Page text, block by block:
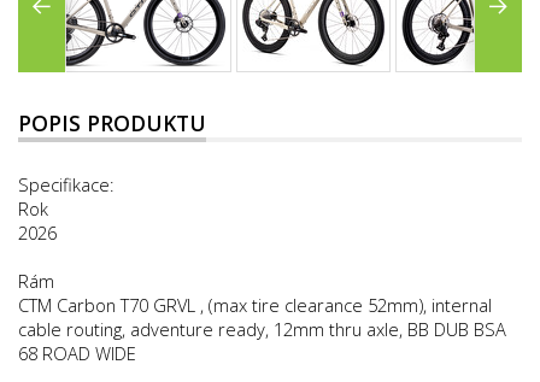
POPIS PRODUKTU
Specifikace:
Rok
2026
Rám
CTM Carbon T70 GRVL , (max tire clearance 52mm), internal
cable routing, adventure ready, 12mm thru axle, BB DUB BSA
68 ROAD WIDE